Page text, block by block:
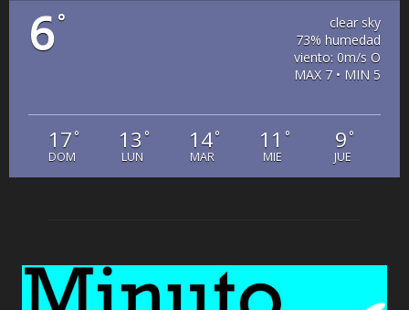
6°
clear sky
73% humedad
viento: 0m/s O
MAX 7 • MIN 5
17°
DOM
13 °
LUN
14°
MAR
11 °
MIE
9°
JUE